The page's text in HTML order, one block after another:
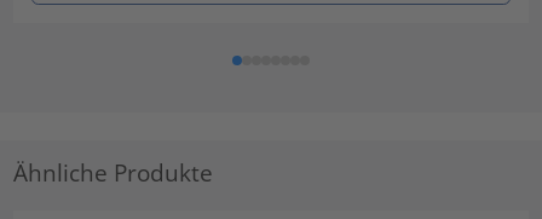
Ähnliche Produkte